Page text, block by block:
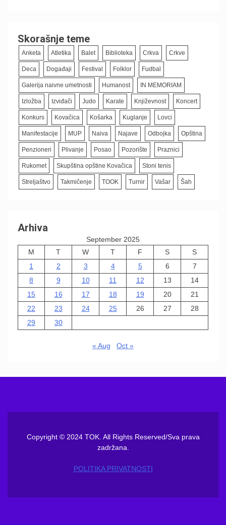
Skorašnje teme
Anketa Atletika Balet Biblioteka Crkva Crkve
Deca Događaji Festival Folklor Fudbal
Galerija naivne umetnosti Humanost IN MEMORIAM
Izložba Izviđači Judo Karate Književnost Koncert
Konkurs Kovačica Košarka Kuglanje Lovci
Manifestacije MUP Naiva Najave Odbojka Opština
Penzioneri Plivanje Posao Pozorište Praznici
Rukomet Skupština opštine Kovačica Stoni tenis
Streljaštvo Takmičenje TOOK Turnir Vašar Šah
Arhiva
September 2025
M
T W T F S
S
1
2 3 4 5 6
7
8
9 10 11 12 13
14
15
16 17 18 19 20
21
22
23 24 25 26 27
28
29
30
« Aug Oct »
Copyright © 2024 TOK. All Rights Reserved/Sva prava
zadržana.
POLITIKA PRIVATNOSTI